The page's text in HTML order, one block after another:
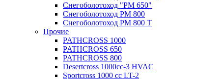
Снегоболотоход "РМ 650"
Снегоболотоход РМ 800
Снегоболотоход РМ 800 Т
Прочие
PATHCROSS 1000
PATHCROSS 650
PATHCROSS 800
Desertcross 1000cc-3 HVAC
Sportcross 1000 cc LT-2